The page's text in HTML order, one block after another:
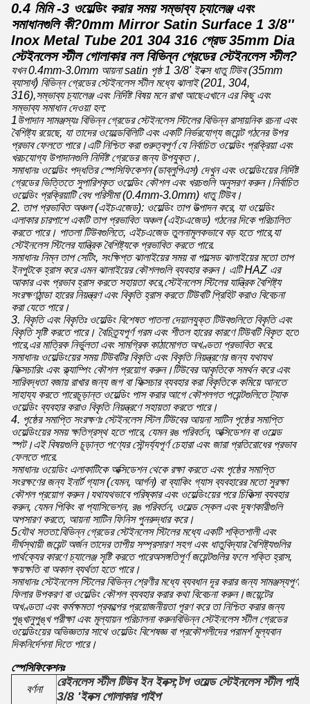
0.4 মিমি -3 ওয়েল্ডিং করার সময় সম্ভাব্য চ্যালেঞ্জ এবং
সমাধানগুলি কী?0mm Mirror Satin Surface 1 3/8''
Inox Metal Tube 201 304 316 গ্রেড 35mm Dia
স্টেইনলেস স্টীল গোলাকার নল বিভিন্ন গ্রেডের স্টেইনলেস স্টীল?
যখন 0.4mm-3.0mm আয়না satin পৃষ্ঠ 1 3/8' ইনক্স ধাতু টিউব (35mm
ব্যাসার্ধ) বিভিন্ন গ্রেডের স্টেইনলেস স্টীল মধ্যে ঝালাই (201, 304,
316),সম্ভাব্য চ্যালেঞ্জ এবং নির্দিষ্ট বিষয় মনে রাখা আছেএখানে এর কিছু এবং
সম্ভাব্য সমাধান দেওয়া হল:
1উপাদান সামঞ্জস্যঃ বিভিন্ন গ্রেডের স্টেইনলেস স্টিলের বিভিন্ন রাসায়নিক রচনা এবং
বৈশিষ্ট্য রয়েছে, যা তাদের ওয়েল্ডেবিলিটি এবং একটি নির্ভরযোগ্য জয়েন্ট গঠনের উপর
প্রভাব ফেলতে পারে।এটি নিশ্চিত করা গুরুত্বপূর্ণ যে নির্বাচিত ওয়েল্ডিং প্রক্রিয়া এবং
খরচযোগ্য উপাদানগুলি নির্দিষ্ট গ্রেডের জন্য উপযুক্ত।.
সমাধানঃ ওয়েল্ডিং পদ্ধতির স্পেসিফিকেশন (ডাব্লুপিএস) দেখুন এবং ওয়েল্ডিংয়ের নির্দিষ্ট
গ্রেডের ভিত্তিতে সুপারিশকৃত ওয়েল্ডিং কৌশল এবং খরচগুলি অনুসরণ করুন।নির্বাচিত
ওয়েল্ডিং প্রক্রিয়াটি বেধ পরিসীমা (0.4mm-3.0mm) ধাতু টিউব।
2. তাপ প্রভাবিত অঞ্চল (এইচএজেড): ওয়েল্ডিং তাপ উত্পাদন করে, যা ওয়েল্ডিং
এলাকার চারপাশে একটি তাপ প্রভাবিত অঞ্চল (এইচএজেড) গঠনের দিকে পরিচালিত
করতে পারে। পাতলা টিউবগুলিতে, এইচএজেড তুলনামূলকভাবে বড় হতে পারে,যা
স্টেইনলেস স্টিলের যান্ত্রিক বৈশিষ্ট্যকে প্রভাবিত করতে পারে.
সমাধানঃ নিম্ন তাপ সেটিং, সংক্ষিপ্ত ঝালাইয়ের সময় বা পাল্সেড ঝালাইয়ের মতো তাপ
ইনপুটকে হ্রাস করে এমন ঝালাইয়ের কৌশলগুলি ব্যবহার করুন। এটি HAZ এর
আকার এবং প্রভাব হ্রাস করতে সহায়তা করে,স্টেইনলেস স্টিলের যান্ত্রিক বৈশিষ্ট্য
সংরক্ষণঠান্ডা হারের নিয়ন্ত্রণ এবং বিকৃতি হ্রাস করতে টিউবটি প্রিহিট করাও বিবেচনা
করা যেতে পারে।
3. বিকৃতি এবং বিকৃতিঃ ওয়েল্ডিং বিশেষত পাতলা দেয়ালযুক্ত টিউবগুলিতে বিকৃতি এবং
বিকৃতি সৃষ্টি করতে পারে। বৈচিত্র্যপূর্ণ গরম এবং শীতল হারের কারণে টিউবটি বিকৃত হতে
পারে,এর মাত্রিক নির্ভুলতা এবং সামগ্রিক কাঠামোগত অখণ্ডতা প্রভাবিত করে.
সমাধানঃ ওয়েল্ডিংয়ের সময় টিউবটির বিকৃতি এবং বিকৃতি নিয়ন্ত্রণের জন্য যথাযথ
ফিক্সচারিং এবং ক্ল্যাম্পিং কৌশল প্রয়োগ করুন।টিউবের আকৃতিকে সমর্থন করে এবং
সারিবদ্ধতা বজায় রাখার জন্য জগ বা ফিক্সচার ব্যবহার করা বিকৃতিকে কমিয়ে আনতে
সাহায্য করতে পারেচূড়ান্ত ওয়েল্ডিং পাস করার আগে কৌশলগত পয়েন্টগুলিতে ট্যাক
ওয়েল্ডিং ব্যবহার করাও বিকৃতি নিয়ন্ত্রণে সহায়তা করতে পারে।
4. পৃষ্ঠের সমাপ্তি সংরক্ষণঃ স্টেইনলেস স্টিল টিউবের আয়না সাটিন পৃষ্ঠের সমাপ্তি
ওয়েল্ডিংয়ের সময় ক্ষতিগ্রস্থ হতে পারে, যেমন রঙ পরিবর্তন, অক্সিডেশন বা ওয়েল্ড
স্পট।এই বিষয়গুলি চূড়ান্ত পণ্যের সৌন্দর্য্যপূর্ণ চেহারা এবং জারা প্রতিরোধের প্রভাব
ফেলতে পারে.
সমাধানঃ ওয়েডিং এলাকাটিকে অক্সিডেশন থেকে রক্ষা করতে এবং পৃষ্ঠের সমাপ্তি
সংরক্ষণের জন্য ইনার্ট গ্যাস (যেমন, আর্গন) বা ব্যাকিং গ্যাস ব্যবহারের মতো সুরক্ষা
কৌশল প্রয়োগ করুন।যথাযথভাবে পরিষ্কার এবং ওয়েল্ডিংয়ের পরে চিকিত্সা ব্যবহার
করুন, যেমন পিকিং বা প্যাসিভেশন, রঙ পরিবর্তন, ওয়েল্ড স্কেল এবং দূষণকারীগুলি
অপসারণ করতে, আয়না সাটিন ফিনিস পুনরুদ্ধার করে।
5যৌথ সততা:বিভিন্ন গ্রেডের স্টেইনলেস স্টিলের মধ্যে একটি শক্তিশালী এবং
দীর্ঘস্থায়ী জয়েন্ট অর্জন তাদের তাপীয় সম্প্রসারণ সহগ এবং ধাতুবিদ্যার বৈশিষ্ট্যগুলির
পার্থক্যের কারণে চ্যালেঞ্জ সৃষ্টি করতে পারেঅসঙ্গতিপূর্ণ জয়েন্টগুলির ফলে শক্তি হ্রাস,
ক্ষয়ক্ষতি বা অকাল ব্যর্থতা হতে পারে।
সমাধানঃ স্টেইনলেস স্টিলের বিভিন্ন শ্রেণীর মধ্যে ব্যবধান দূর করার জন্য সামঞ্জস্যপূর্ণ
ফিলার উপকরণ বা ওয়েল্ডিং কৌশল ব্যবহার করার কথা বিবেচনা করুন।জয়েন্টের
অখণ্ডতা এবং কর্মক্ষমতা প্রকল্পের প্রয়োজনীয়তা পূরণ করে তা নিশ্চিত করার জন্য
পুঙ্খানুপুঙ্খ পরীক্ষা এবং মূল্যায়ন পরিচালনা করুনবিভিন্ন স্টেইনলেস স্টীল গ্রেডের
ওয়েল্ডিংয়ের অভিজ্ঞতার সাথে ওয়েল্ডিং বিশেষজ্ঞ বা প্রকৌশলীদের পরামর্শ মূল্যবান
দিকনির্দেশনা দিতে পারে।
স্পেসিফিকেশনঃ
বর্ণনা
রেইনলেস স্টীল টিউব ইন ইনক্স;টগ ওয়েল্ড স্টেইনলেস স্টীল
3/8 'ইনক্স গোলাকার পাইপ